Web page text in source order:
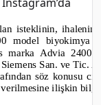
isteklinin,
model
marka Advia
San. ve Tic.
söz konusu
verilmesine ilişkin